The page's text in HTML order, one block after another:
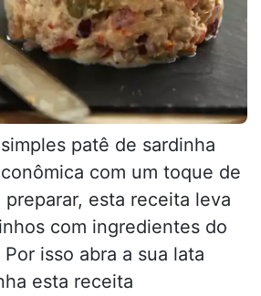
patê de sardinha
com um toque de
preparar, esta receita leva
com ingredientes do
isso abra a sua lata
esta receita